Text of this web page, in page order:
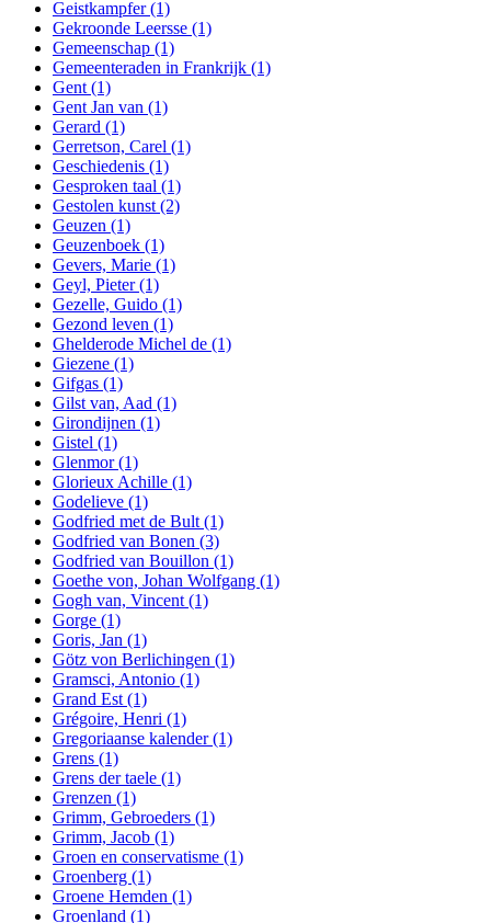
Geistkampfer(1)
Gekroonde Leersse (1)
Gemeenschap (1)
Gemeenteraden in Frankrijk (1)
Gent (1)
Gent Jan van (1)
Gerard (1)
Gerretson, Carel (1)
Geschiedenis (1)
Gesproken taal (1)
Gestolen kunst (2)
Geuzen (1)
Geuzenboek (1)
Gevers, Marie (1)
Geyl, Pieter(1)
Gezelle, Guido (1)
Gezond leven (1)
Ghelderode Michel de (1)
Giezene (1)
Gifgas (1)
Gilst van, Aad (1)
Girondijnen (1)
Gistel (1)
Glenmor(1)
Glorieux Achille (1)
Godelieve (1)
Godfried met de Bult (1)
Godfried van Bonen (3)
Godfried van Bouillon (1)
Goethe von, Johan Wolfgang (1)
Gogh van, Vincent (1)
Gorge (1)
Goris, Jan (1)
Götz von Berlichingen (1)
Gramsci, Antonio (1)
Grand Est (1)
Grégoire, Henri (1)
Gregoriaanse kalender(1)
Grens (1)
Grens der taele (1)
Grenzen (1)
Grimm, Gebroeders (1)
Grimm, Jacob (1)
Groen en conservatisme (1)
Groenberg (1)
Groene Hemden (1)
Groenland (1)